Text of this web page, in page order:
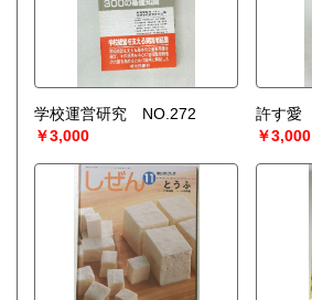
取り扱い分野
オールジャンル、戦前紙モノ、古典籍
学校運営研究 NO.272
￥3,000
許す愛
￥3,000